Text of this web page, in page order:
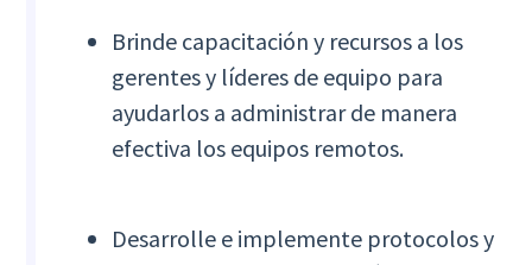
Brinde capacitación y recursos a los
gerentes y líderes de equipo para
ayudarlos a administrar de manera
efectiva los equipos remotos.
Desarrolle e implemente protocolos y